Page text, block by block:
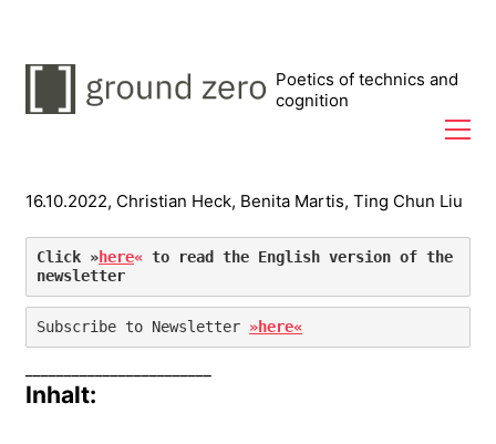
Poetics of technics and
cognition
16.10.2022, Christian Heck, Benita Martis, Ting Chun Liu
Click »here« to read the English version of the
newsletter
Subscribe to Newsletter »here«
Inhalt: